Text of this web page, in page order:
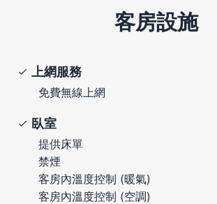
客房設施
上網服務
免費無線上網
臥室
提供床單
禁煙
客房內溫度控制 (暖氣)
客房內溫度控制 (空調)